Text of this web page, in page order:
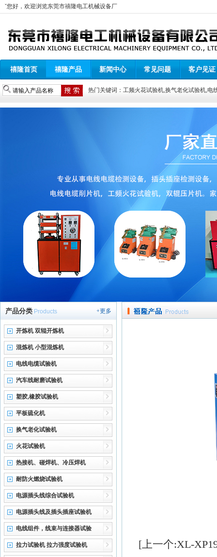
ˇ您好，欢迎浏览东莞市禧隆电工机械设备厂
禧隆首页 禧隆产品 新闻中心 常见问题 客户见证
热门关键词： 工频火花试验机,换气老化试验机,电
+更多
产品分类 Products
开炼机 双辊开炼机
混炼机 小型混炼机
电线电缆试验机
汽车线耐磨试验机
塑胶,橡胶试验机
平板硫化机
换气老化试验机
火花试验机
热接机、碰焊机、冷压焊机
耐防火燃烧试验机
电源插头线综合试验机
电源插头线及插头插座试验机
电线组件，线束与连接器试验
拉力试验机 拉力强度试验机 [上一个:XL-